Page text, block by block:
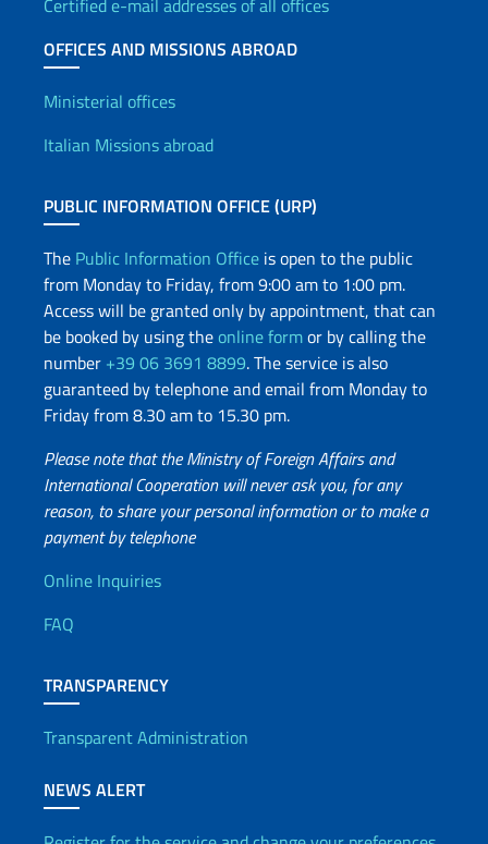
Certified e-mail addresses of all offices
OFFICES AND MISSIONS ABROAD
Offices and Diplomatic
Ministerial offices
Italian Missions abroad
PUBLIC INFORMATION OFFICE (URP)
The Public Information Office is open to the public
from Monday to Friday, from 9:00 am to 1:00 pm.
Access will be granted only by appointment, that can
be booked by using theonline formor by calling the
number +39 06 3691 8899. The service is also
guaranteed by telephone and email from Monday to
Friday from 8.30 am to 15.30 pm.
Please note that the Ministry of Foreign Affairs and
International Cooperation will never ask you, for any
reason, to share your personal information or to make a
payment by telephone
Useful info
Online Inquiries
FAQ
TRANSPARENCY
Transparent Administration
NEWS ALERT